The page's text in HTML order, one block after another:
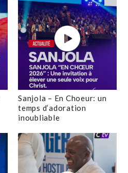
Sanjola – En Choeur: un
temps d’adoration
inoubliable